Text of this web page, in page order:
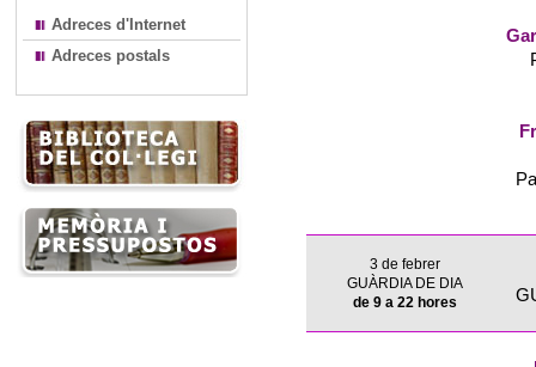
Adreces d'Internet
Adreces postals
3 de febrer
GUÀRDIA DE DIA
de 9 a 22 hores